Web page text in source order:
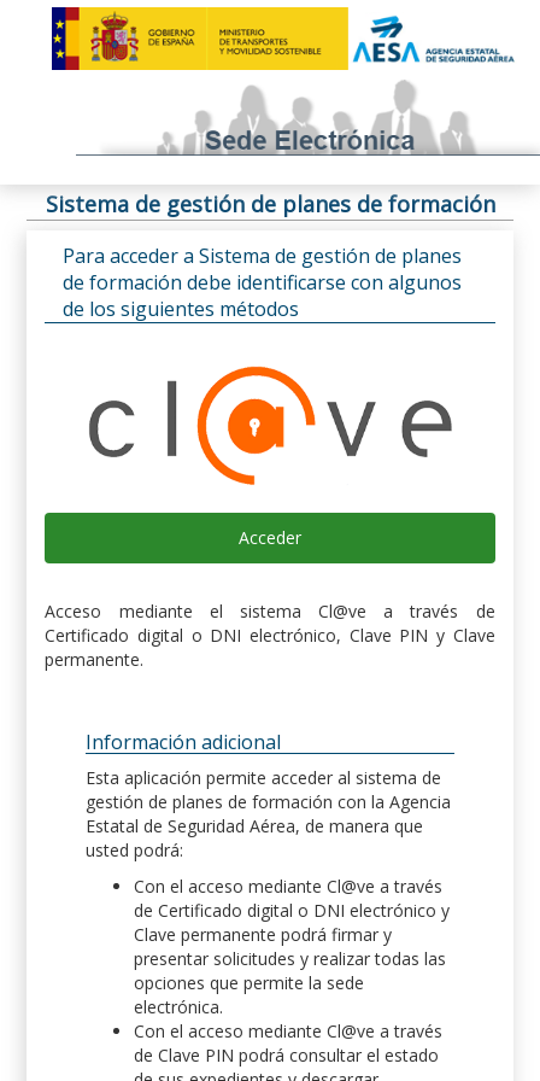
Sistema de gestión de planes de formación
Para acceder a Sistema de gestión de planes
de formación debe identificarse con algunos
de los siguientes métodos
Acceder
Acceso mediante el sistema Cl@ve a través de
Certificado digital o DNI electrónico, Clave PIN y Clave
permanente.
Información adicional
Esta aplicación permite acceder al sistema de
gestión de planes de formación con la Agencia
Estatal de Seguridad Aérea, de manera que
usted podrá:
Con el acceso mediante Cl@ve a través
de Certificado digital o DNI electrónico y
Clave permanente podrá firmar y
presentar solicitudes y realizar todas las
opciones que permite la sede
electrónica.
Con el acceso mediante Cl@ve a través
de Clave PIN podrá consultar el estado